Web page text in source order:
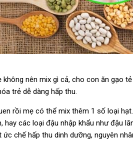
nên mix gì cả, cho con ăn gạo
trẻ dễ dàng hấp thu.
rồi mẹ có thể mix thêm 1 số loại
hay các loại đậu nhập khẩu như đậu
chế hấp thu dinh dưỡng, nguyên